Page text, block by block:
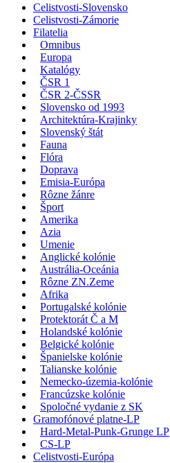
Celistvosti-Slovensko
Celistvosti-Zámorie
Filatelia
Omnibus
Europa
Katalógy
ČSR 1
ČSR 2-ČSSR
Slovensko od 1993
Architektúra-Krajinky
Slovenský štát
Fauna
Flóra
Doprava
Emisia-Európa
Rôzne žánre
Šport
Amerika
Azia
Umenie
Anglické kolónie
Austrália-Oceánia
Rôzne ZN.Zeme
Afrika
Portugalské kolónie
Protektorát Č a M
Holandské kolónie
Belgické kolónie
Španielske kolónie
Talianske kolónie
Nemecko-územia-kolónie
Francúzske kolónie
Spoločné vydanie z SK
Gramofónové platne-LP
Hard-Metal-Punk-Grunge LP
CS-LP
Celistvosti-Európa